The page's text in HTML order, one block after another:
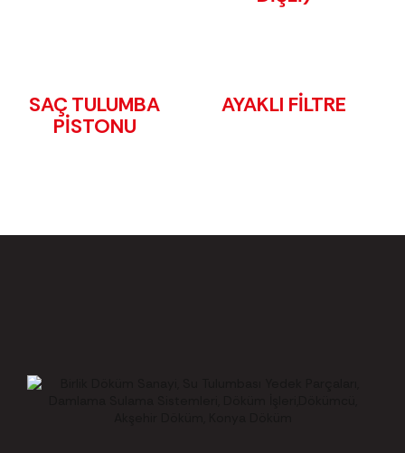
SAÇ TULUMBA
PİSTONU
AYAKLI FİLTRE